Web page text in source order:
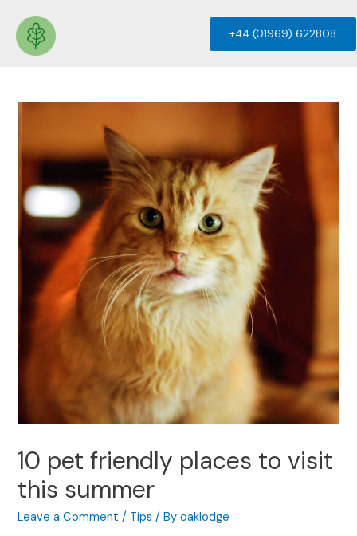
+44 (01969) 622808
10 pet friendly places to visit
this summer
Leave a Comment / Tips / Byoaklodge